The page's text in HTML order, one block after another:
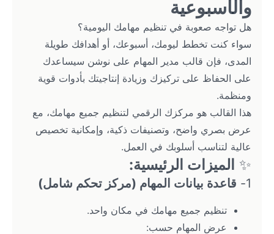
والأسبوعية
هل تواجه صعوبة في تنظيم مهامك اليومية؟
سواء كنت تخطط ليومك، أسبوعك، أو أهدافك طويلة
المدى، فإن قالب مدير المهام على نوشن سيساعدك
على الحفاظ على تركيزك وزيادة إنتاجيتك بأدوات قوية
ومنظمة.
هذا القالب هو مركزك الرقمي لتنظيم جميع مهامك، مع
عرض بصري واضح، وتصنيفات ذكية، وإمكانية تخصيص
عالية لتناسب أسلوبك في العمل.
✨ الميزات الرئيسية:
1- قاعدة بيانات المهام (مركز تحكم شامل)
تنظيم جميع مهامك في مكان واحد.
عرض المهام حسب: